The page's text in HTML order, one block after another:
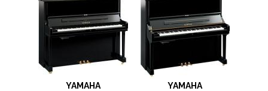
YAMAHA YAMAHA